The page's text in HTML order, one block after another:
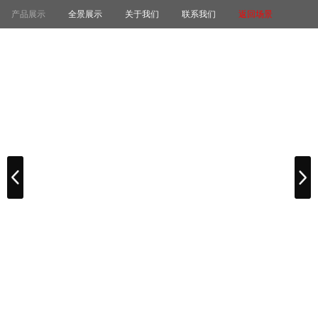
产品展示 全景展示 关于我们 联系我们 返回场景